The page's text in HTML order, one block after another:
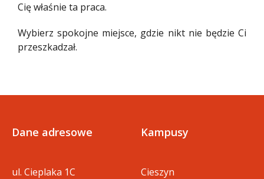
Cię właśnie ta praca.
Wybierz spokojne miejsce, gdzie nikt nie będzie Ci
przeszkadzał.
Dane adresowe
ul. Cieplaka 1C
Kampusy
Cieszyn